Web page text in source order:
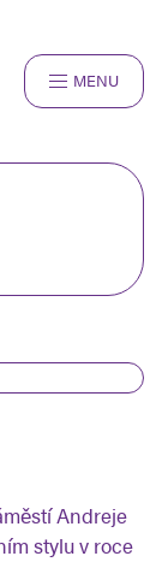
MENU
O NÁS
Andreje
stylu v roce